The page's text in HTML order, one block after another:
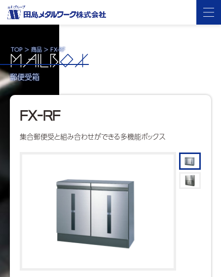
TOP >商品 >FX-RF
MAILBOX
郵便受箱
FX-RF
集合郵便受と組み合わせができる多機能ボックス